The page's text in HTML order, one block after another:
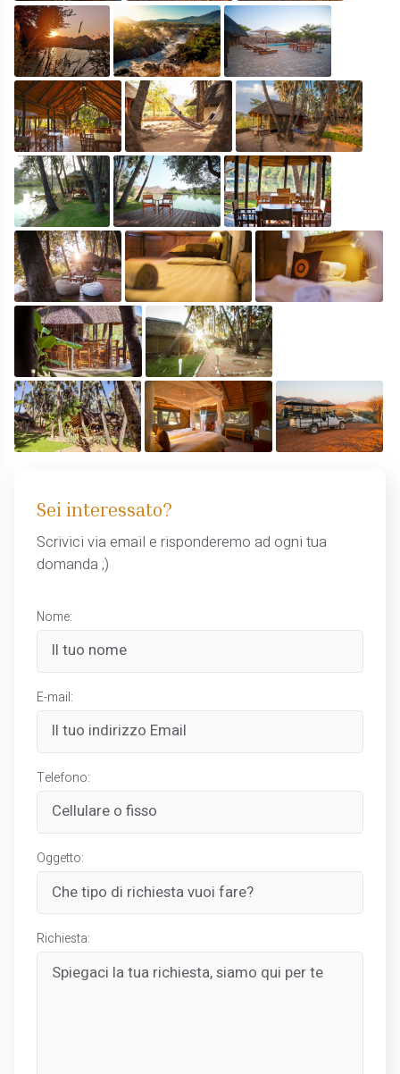
Sei interessato?
Scrivici via email e risponderemo ad ogni tua
domanda ;)
Nome:
E-mail:
Telefono:
Oggetto:
Richiesta: